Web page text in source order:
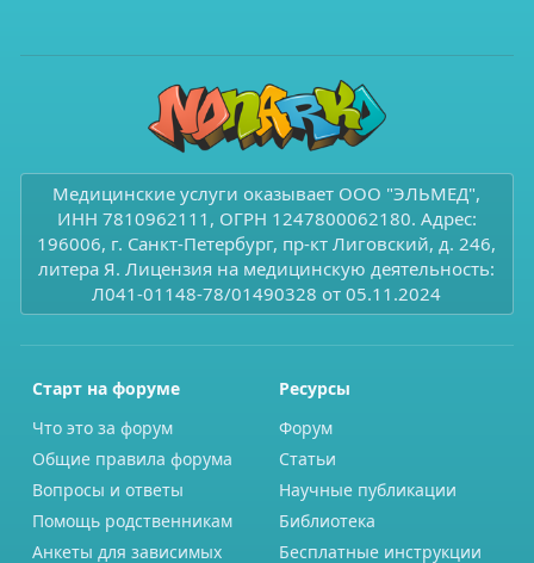
Медицинские услуги оказывает ООО "ЭЛЬМЕД",
ИНН 7810962111, ОГРН 1247800062180. Адрес:
196006, г. Санкт-Петербург, пр-кт Лиговский, д. 246,
литера Я. Лицензия на медицинскую деятельность:
Л041-01148-78/01490328 от 05.11.2024
Старт на форуме
Что это за форум
Общие правила форума
Вопросы и ответы
Помощь родственникам
Анкеты для зависимых
Ресурсы
Форум
Статьи
Научные публикации
Библиотека
Бесплатные инструкции